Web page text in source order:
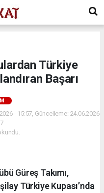
Türkiye
Başarı
- 15:57, Güncelleme: 24.06.2026
Güreş Takımı,
Türkiye Kupası’nda